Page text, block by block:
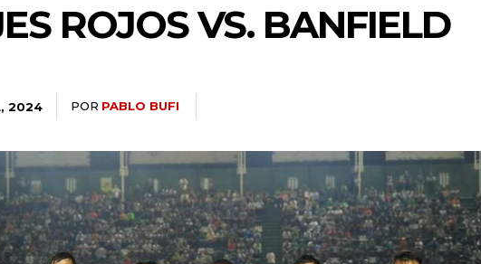
ROJOS VS. BANFIELD
2024 POR PABLO BUFI